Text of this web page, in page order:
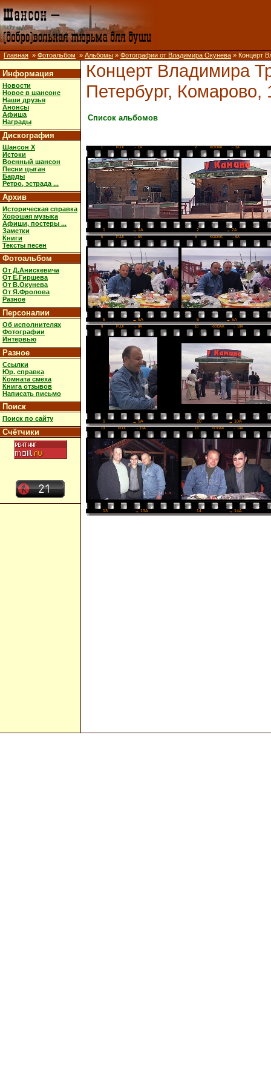
Главная » Фотоальбом » Альбомы » Фотографии от Владимира Окунева » Концерт
Информация
Новости
Новое в шансоне
Наши друзья
Анонсы
Афиша
Награды
Дискография
Шансон X
Истоки
Военный шансон
Песни цыган
Барды
Ретро, эстрада ...
Архив
Историческая справка
Хорошая музыка
Афиши, постеры ...
Заметки
Книги
Тексты песен
Фотоальбом
От Д.Анискевича
От Е.Гиршева
От В.Окунева
От Я.Фролова
Разное
Персоналии
Об исполнителях
Фотографии
Интервью
Разное
Ссылки
Юр. справка
Комната смеха
Книга отзывов
Написать письмо
Поиск
Поиск по сайту
Счётчики
Концерт Владимира
Петербург, Комарово,
Список альбомов
1 FUJI → 1A 2 KODAK → 2A
1 → 1A 2 → 2A
5 FUJI → 5A 6 KODAK → 6A
5 → 5A 6 → 6A
9 FUJI → 9A 10 KODAK → 10A
9 → 9A 10 → 10A
13 FUJI → 13A 14 KODAK → 14A
13 → 13A 14 → 14A